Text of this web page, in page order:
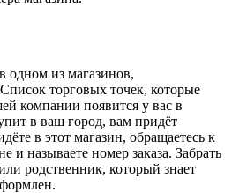
одном из магазинов,
торговых точек, которые
компании появится у вас в
в ваш город, вам придёт
в этот магазин, обращаетесь к
и называете номер заказа. Забрать
родственник, который знает